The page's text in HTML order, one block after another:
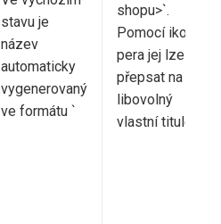
stavu je
název
automaticky
vygenerovaný
ve formátu `
shopu>`.
Pomocí ikony
pera jej lze
přepsat na
libovolný
vlastní titulek.